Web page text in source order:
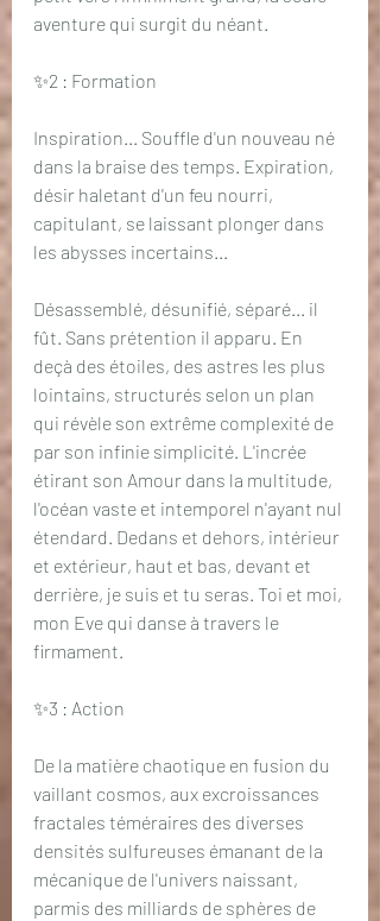
aventure qui surgit du néant.
✨2 : Formation
Inspiration... Souffle d'un nouveau né
dans la braise des temps. Expiration,
désir haletant d'un feu nourri,
capitulant, se laissant plonger dans
les abysses incertains...
Désassemblé, désunifié, séparé... il
fût. Sans prétention il apparu. En
deçà des étoiles, des astres les plus
lointains, structurés selon un plan
qui révèle son extrême complexité de
par son infinie simplicité. L'incrée
étirant son Amour dans la multitude,
l'océan vaste et intemporel n'ayant nul
étendard. Dedans et dehors, intérieur
et extérieur, haut et bas, devant et
derrière, je suis et tu seras. Toi et moi,
mon Eve qui danse à travers le
firmament.
✨3 : Action
De la matière chaotique en fusion du
vaillant cosmos, aux excroissances
fractales téméraires des diverses
densités sulfureuses émanant de la
mécanique de l'univers naissant,
parmis des milliards de sphères de